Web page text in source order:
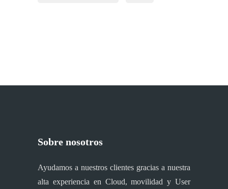
Sobre nosotros
Ayudamos a nuestros clientes gracias a nuestra
alta experiencia en Cloud, movilidad y User